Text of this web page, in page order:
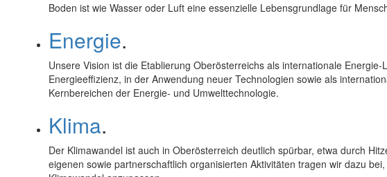
Boden ist wie Wasser oder Luft eine essenzielle Lebensgrundlage für
Energie.
Unsere Vision ist die Etablierung Oberösterreichs als internationale
Energieeffizienz, in der Anwendung neuer Technologien sowie als
Kernbereichen der Energie- und Umwelttechnologie.
Klima.
Der Klimawandel ist auch in Oberösterreich deutlich spürbar, etwa durch
eigenen sowie partnerschaftlich organisierten Aktivitäten tragen wir dazu